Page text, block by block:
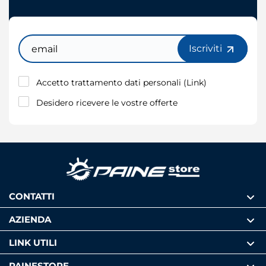
Email
Iscriviti
Accetto trattamento dati personali (Link)
Desidero ricevere le vostre offerte
CONTATTI
AZIENDA
LINK UTILI